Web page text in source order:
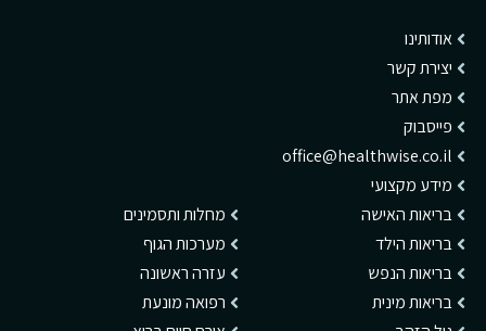
אודותינו
יצירת קשר
מפת אתר
פייסבוק
office@healthwise.co.il
מידע מקצועי
בריאות האישה
בריאות הילד
בריאות הנפש
בריאות מינית
מחלות ותסמינים
מערכות הגוף
עזרה ראשונה
רפואה מונעת